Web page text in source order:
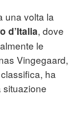
una volta la
d’Italia, dove
le
Vingegaard,
ha
situazione